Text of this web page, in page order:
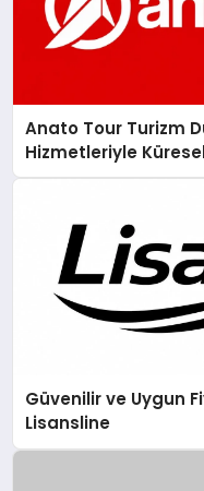
Anato Tour Turizm
Hizmetleriyle
Güvenilir ve Uygun
Lisansline